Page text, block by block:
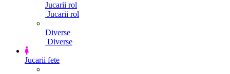
Jucarii rol
Jucarii rol
Diverse
Diverse
Jucarii fete